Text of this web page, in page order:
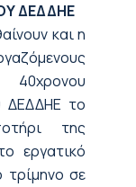
ΔΕΔΔΗΕ
και η
ΔΕΔΔΗΕ το
της
εργατικό
τρίμηνο σε